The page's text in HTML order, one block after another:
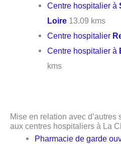
Centre hospitalier à
Loire 13.09 kms
Centre hospitalier
Centre hospitalier à
kms
Mise en relation avec
aux centres hospitaliers à La
Pharmacie de garde